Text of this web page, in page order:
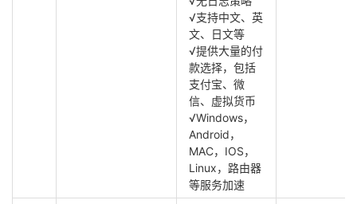
√支持中文、英
文、日文等
√提供大量的付
款选择，包括
支付宝、微
信、虚拟货币
√Windows，
Android，
MAC，IOS，
Linux，路由器
等服务加速